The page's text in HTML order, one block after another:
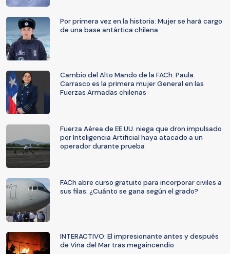
Por primera vez en la historia: Mujer se hará cargo
de una base antártica chilena
Cambio del Alto Mando de la FACh: Paula
Carrasco es la primera mujer General en las
Fuerzas Armadas chilenas
Fuerza Aérea de EE.UU. niega que dron impulsado
por Inteligencia Artificial haya atacado a un
operador durante prueba
FACh abre curso gratuito para incorporar civiles a
sus filas: ¿Cuánto se gana según el grado?
INTERACTIVO: El impresionante antes y después
de Viña del Mar tras megaincendio